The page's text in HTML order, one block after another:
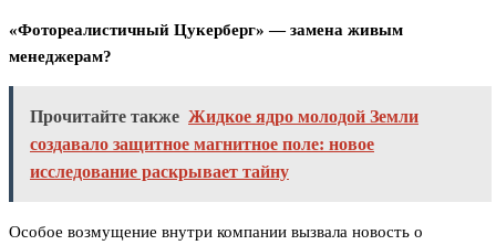
«Фотореалистичный Цукерберг» — замена живым
менеджерам?
Прочитайте также Жидкое ядро молодой Земли
создавало защитное магнитное поле: новое
исследование раскрывает тайну
Особое возмущение внутри компании вызвала новость о